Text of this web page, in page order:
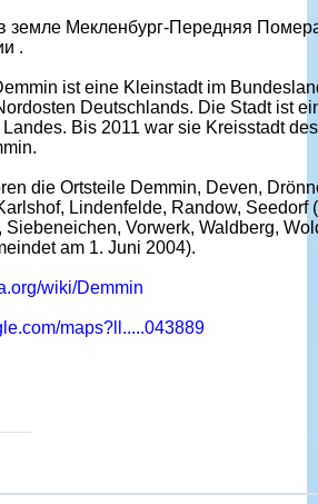
земле Мекленбург-Передняя
.
ist eine Kleinstadt im
Deutschlands. Die Stadt ist
Bis 2011 war sie Kreisstadt
die Ortsteile Demmin, Deven,
Lindenfelde, Randow, Seedorf
Siebeneichen, Vorwerk, Waldberg,
am 1. Juni 2004).
wiki/Demmin
maps?ll.....043889